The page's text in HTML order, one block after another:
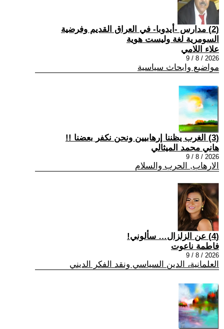
(2) مدارس -أيدوبا- في العراق القديم وفرضية
السومرية لغة وليست هوية
علاء اللامي
2026 / 8 / 9
مواضيع وابحاث سياسية
(3) الغرب يظننا إرهابيين ونحن نكفر بعضنا !!
هاني محمد الميثالي
2026 / 8 / 9
الارهاب, الحرب والسلام
(4) عن الزلزال… سألوني!
فاطمة ناعوت
2026 / 8 / 9
العلمانية، الدين السياسي ونقد الفكر الديني